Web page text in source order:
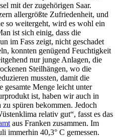
mit der zugehörigen Saar.
allergrößte Zufriedenheit, und
so weitergeht, wird es wohl ein
ist sich einig, dass die
im Fass zeigt, nicht geschadet
konnten genügend Feuchtigkeit
nur junge Anlagen, die
Steilhängen, wo die
mussten, damit die
gesamte Menge leicht unter
ist, haben wir auch in
spüren bekommen. Jedoch
relativ gut“, fasst es das
aus Franken zusammen. Im
immerhin 40,3° C gemessen.